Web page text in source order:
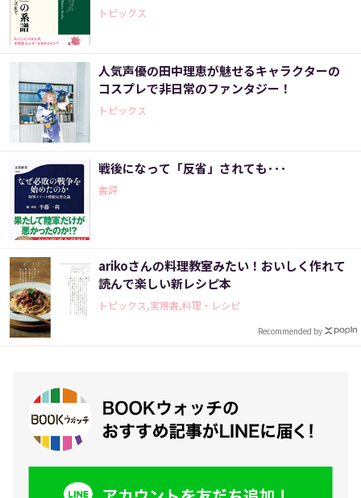
トピックス
人気声優の田中理恵が魅せるキャラクターの
コスプレで非日常のファンタジー！
トピックス
戦後になって「反省」されても･･･
書評
arikoさんの料理教室みたい！おいしく作れて
読んで楽しい新レシピ本
トピックス,実用書,料理・レシピ
Recommended by